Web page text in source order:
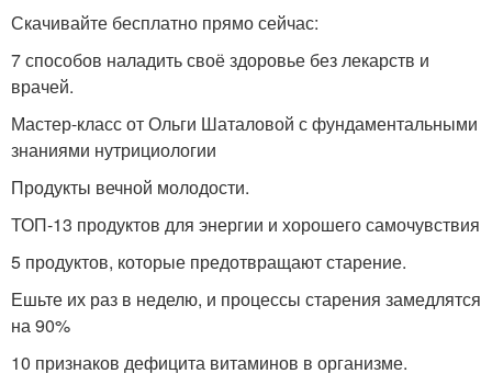
Скачивайте бесплатно прямо сейчас:
7 способов наладить своё здоровье без лекарств и
врачей.
Мастер-класс от Ольги Шаталовой с фундаментальными
знаниями нутрициологии
Продукты вечной молодости.
ТОП-13 продуктов для энергии и хорошего самочувствия
5 продуктов, которые предотвращают старение.
Ешьте их раз в неделю, и процессы старения замедлятся
на 90%
10 признаков дефицита витаминов в организме.